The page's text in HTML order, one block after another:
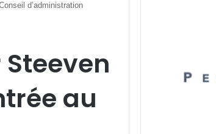
d’administration
au